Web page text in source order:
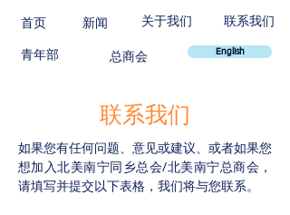
首页 新闻 关于我们 联系我们
青年部 总商会 English
联系我们
如果您有任何问题、意见或建议、或者如果您
想加入北美南宁同乡总会/北美南宁总商会，
请填写并提交以下表格，我们将与您联系。